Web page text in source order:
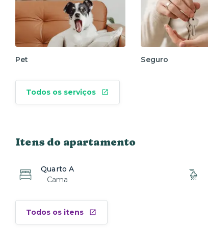
Pet Seguro
Todos os serviços
Itens do apartamento
Quarto A
Cama
Todos os itens